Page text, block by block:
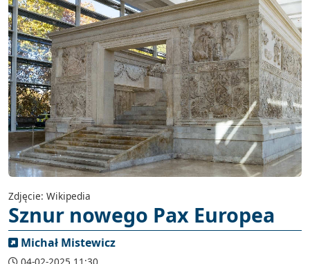
Zdjęcie: Wikipedia
Sznur nowego Pax Europea
Michał Mistewicz